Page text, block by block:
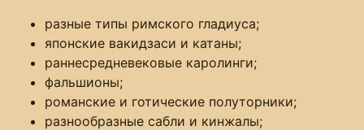
разные типы римского гладиуса;
японские вакидзаси и катаны;
раннесредневековые каролинги;
фальшионы;
романские и готические полуторники;
разнообразные сабли и кинжалы;